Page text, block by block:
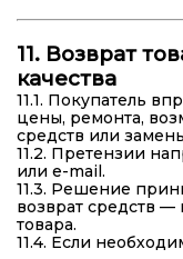
11. Возврат
качества
11.1. Покупатель
цены, ремонта,
средств или
11.2. Претензии
или e-mail.
11.3. Решение
возврат средств —
товара.
11.4. Если